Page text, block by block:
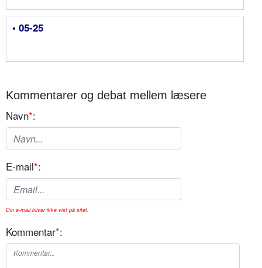
• 05-25
Kommentarer og debat mellem læsere
Navn*:
E-mail*:
Din e-mail bliver ikke vist på sitet.
Kommentar*: